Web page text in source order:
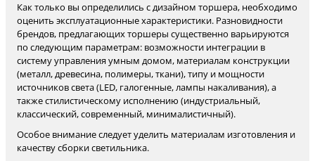
Как только вы определились с дизайном торшера, необходимо
оценить эксплуатационные характеристики. Разновидности
брендов, предлагающих торшеры существенно варьируются
по следующим параметрам: возможности интеграции в
систему управления умным домом, материалам конструкции
(металл, древесина, полимеры, ткани), типу и мощности
источников света (LED, галогенные, лампы накаливания), а
также стилистическому исполнению (индустриальный,
классический, современный, минималистичный).
Особое внимание следует уделить материалам изготовления и
качеству сборки светильника.